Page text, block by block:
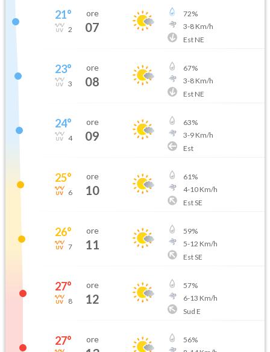
21°
2
ore
07
72%
3-8Km/h
Est NE
23°
3
ore
08
67%
3-8Km/h
Est NE
24°
4
ore
09
63%
3-9Km/h
Est
25°
6
ore
10
61%
4-10Km/h
Est SE
26°
7
ore
11
59%
5-12 Km/h
Est SE
27°
8
ore
12
57%
6-13 Km/h
Sud E
27° ore 56%